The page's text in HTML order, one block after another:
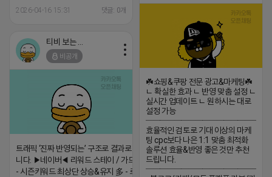
2026-04-16 15:31 댓글: 0개
☘️쇼핑&쿠팡 전문 광고&마케팅☘️
ㄴ 확실한 효과 ㄴ 반영 맞춤 설정 ㄴ
실시간 업데이트 ㄴ 원하시는 대로
설정 가능
효율적인 검토로 기대 이상의 마케
팅 cpc보다 나은 1:1 맞춤 최적화
솔루션 효율&반영 좋은 것만 추천
드립니다.
비공개
트래픽 ‘진짜 반영되는’ 구조로 결과로 보여드립
니다. ▶네이버◀ 리워드 스테이 / 가드 / 자몽 등
- 시즌키워드 최상단 상승&유지 多 - 로직변화,